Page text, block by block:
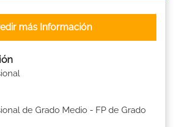
de Grado Medio - FP de Grado
más Información